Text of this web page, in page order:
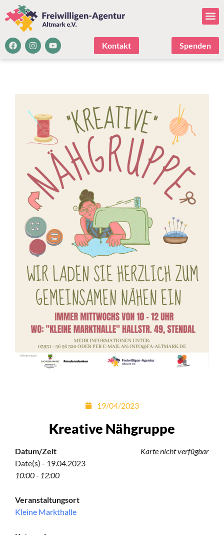
Kontakt Spenden
19/04/2023
Kreative Nähgruppe
Karte nicht verfügbar
Datum/Zeit
Date(s) - 19.04.2023
10:00 - 12:00
Veranstaltungsort
Kleine Markthalle